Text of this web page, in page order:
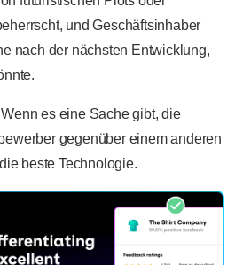
und Geschäftsinhaber
nach der nächsten Entwicklung,
es eine Sache gibt, die
gegenüber einem anderen
beste Technologie.